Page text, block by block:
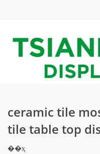
周
ceramic tile
tile table top
��ҳ